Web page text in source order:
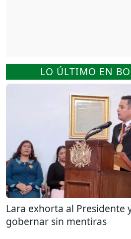
LO ÚLTIMO EN
Lara exhorta al Presidente
gobernar sin mentiras